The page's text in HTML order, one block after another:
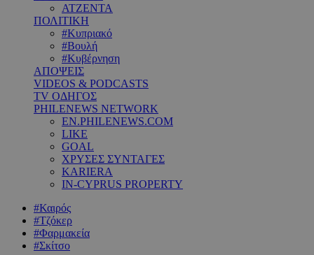
ΑΤΖΕΝΤΑ
ΠΟΛΙΤΙΚΗ
#Κυπριακό
#Βουλή
#Κυβέρνηση
ΑΠΟΨΕΙΣ
VIDEOS & PODCASTS
TV ΟΔΗΓΟΣ
PHILENEWS NETWORK
EN.PHILENEWS.COM
LIKE
GOAL
ΧΡΥΣΕΣ ΣΥΝΤΑΓΕΣ
KARIERA
IN-CYPRUS PROPERTY
#Καιρός
#Τζόκερ
#Φαρμακεία
#Σκίτσο